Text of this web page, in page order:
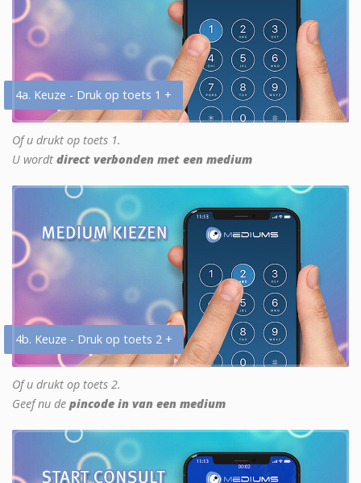
4a. Keuze - Druk op toets 1 +
Of u drukt op toets 1.
U wordt direct verbonden met een medium
4b. Keuze - Druk op toets 2 +
Of u drukt op toets 2.
Geef nu de pincode in van een medium